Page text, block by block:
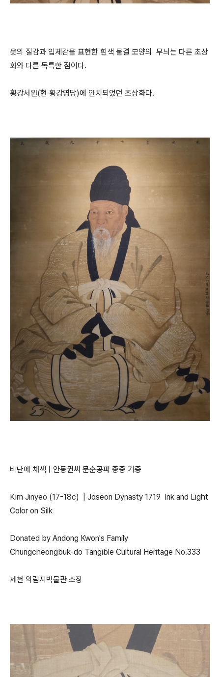
옷의 질감과 입체감을 표현한 흰색 물결 모양의 무늬는 다른 초상
화와 다른 독특한 점이다.
황강서원(현 황강영당)에 안치되었던 초상화다.
비단에 채색ㅣ안동권씨 문순공파 종중 기증
Kim Jinyeo (17-18c) | Joseon Dynasty 1719 Ink and Light
Color on Silk
Donated by Andong Kwon's Family
Chungcheongbuk-do Tangible Cultural Heritage No.333
제천 의림지박물관 소장